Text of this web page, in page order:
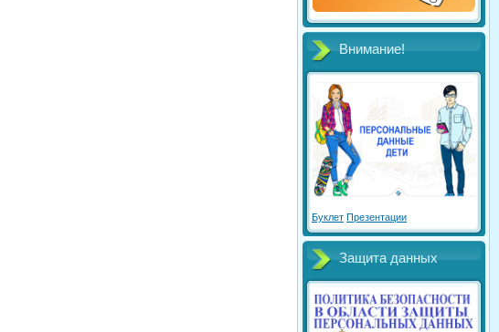
Внимание!
Буклет Презентации
Защита данных